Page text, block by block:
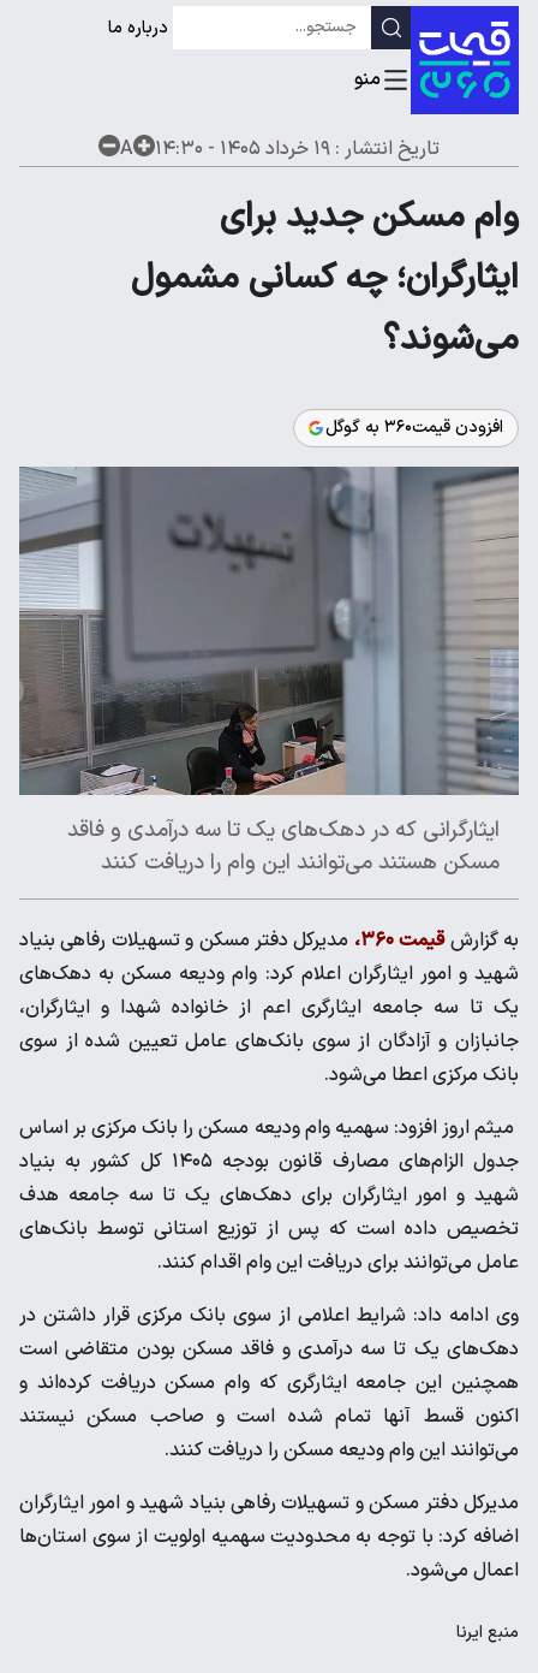
درباره ما
تاریخ انتشار : ۱۹ خرداد ۱۴۰۵ - ۱۴:۳۰ A
وام مسکن جدید برای
ایثارگران؛ چه کسانی مشمول
می‌شوند؟
افزودن قیمت۳۶۰ به گوگل
ایثارگرانی که در دهک‌های یک تا سه درآمدی و فاقد
مسکن هستند می‌توانند این وام را دریافت کنند
به گزارشقیمت ۳۶۰،
مدیرکل دفتر مسکن و تسهیلات رفاهی بنیاد
شهید و امور ایثارگران اعلام کرد: وام ودیعه مسکن به دهک‌های
یک تا سه جامعه ایثارگری اعم از خانواده شهدا و ایثارگران،
جانبازان و آزادگان از سوی بانک‌های عامل تعیین شده از سوی
بانک مرکزی اعطا می‌شود.
میثم اروز افزود: سهمیه وام ودیعه مسکن را بانک مرکزی بر اساس
جدول الزام‌های مصارف قانون بودجه ۱۴۰۵ کل کشور به بنیاد
شهید و امور ایثارگران برای دهک‌های یک تا سه جامعه هدف
تخصیص داده است که پس از توزیع استانی توسط بانک‌های
عامل می‌توانند برای دریافت این وام اقدام کنند.
وی ادامه داد: شرایط اعلامی از سوی بانک مرکزی قرار داشتن در
دهک‌های یک تا سه درآمدی و فاقد مسکن بودن متقاضی است
همچنین این جامعه ایثارگری که وام مسکن دریافت کرده‌اند و
اکنون قسط آنها تمام شده است و صاحب مسکن نیستند
می‌توانند این وام ودیعه مسکن را دریافت کنند.
مدیرکل دفتر مسکن و تسهیلات رفاهی بنیاد شهید و امور ایثارگران
اضافه کرد: با توجه به محدودیت سهمیه اولویت از سوی استان‌ها
اعمال می‌شود.
منبع ایرنا